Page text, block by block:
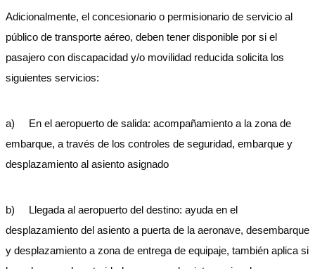
Adicionalmente, el concesionario o permisionario de servicio al
público de transporte aéreo, deben tener disponible por si el
pasajero con discapacidad y/o movilidad reducida solicita los
siguientes servicios:
a) En el aeropuerto de salida: acompañamiento a la zona de
embarque, a través de los controles de seguridad, embarque y
desplazamiento al asiento asignado
b) Llegada al aeropuerto del destino: ayuda en el
desplazamiento del asiento a puerta de la aeronave, desembarque
y desplazamiento a zona de entrega de equipaje, también aplica si